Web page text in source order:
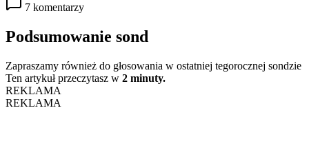
7 komentarzy
Podsumowanie sond
Zapraszamy również do głosowania w ostatniej tegorocznej sondzie
Ten artykuł przeczytasz w 2 minuty.
REKLAMA
REKLAMA